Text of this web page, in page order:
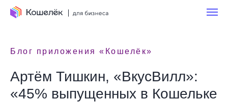
Блог приложения «Кошелёк»
Артём Тишкин, «ВкусВилл»:
«45% выпущенных в Кошельке